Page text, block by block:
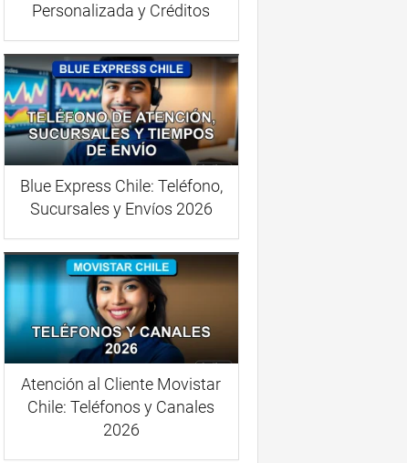
Personalizada y Créditos
Blue Express Chile: Teléfono,
Sucursales y Envíos 2026
Atención al Cliente Movistar
Chile: Teléfonos y Canales
2026